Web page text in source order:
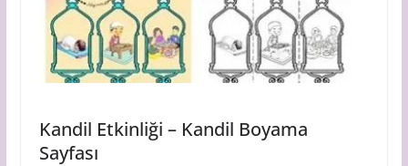
Kandil Etkinliği – Kandil Boyama
Sayfası